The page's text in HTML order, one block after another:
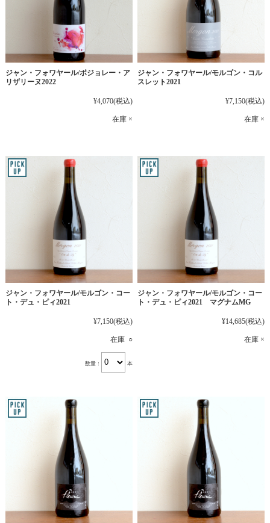
ジャン・フォワヤール/ボジョレー・ア
リザリーヌ2022
¥4,070(税込)
在庫 ×
ジャン・フォワヤール/モルゴン・コル
スレット2021
¥7,150(税込)
在庫 ×
ジャン・フォワヤール/モルゴン・コー
ト・デュ・ピィ2021
¥7,150(税込)
在庫 ○
数量： 本
ジャン・フォワヤール/モルゴン・コー
ト・デュ・ピィ2021 マグナムMG
¥14,685(税込)
在庫 ×